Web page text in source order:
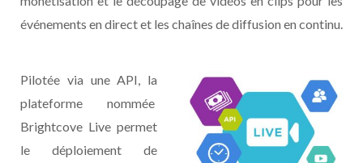
événements en direct et les chaînes de diffusion en continu.
Pilotée via une API, la
plateforme nommée
Brightcove Live permet
le déploiement de